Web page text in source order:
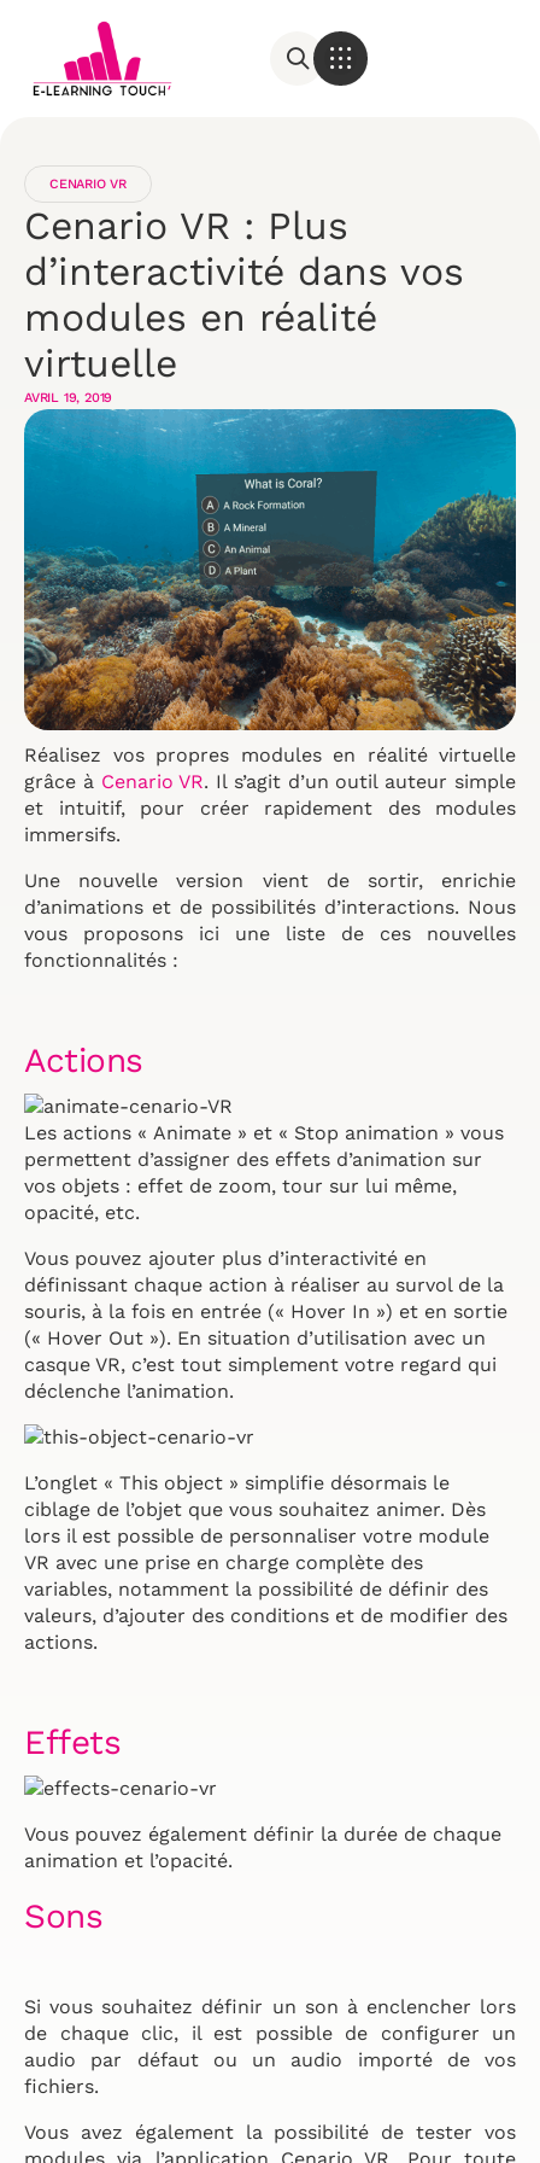
CENARIO VR
Cenario VR : Plus
d’interactivité dans vos
modules en réalité
virtuelle
AVRIL 19, 2019
Réalisez vos propres modules en réalité virtuelle
grâce à Cenario VR. Il s’agit d’un outil auteur simple
et intuitif, pour créer rapidement des modules
immersifs.
Une nouvelle version vient de sortir, enrichie
d’animations et de possibilités d’interactions. Nous
vous proposons ici une liste de ces nouvelles
fonctionnalités :
Actions
Les actions « Animate » et « Stop animation » vous
permettent d’assigner des effets d’animation sur
vos objets : effet de zoom, tour sur lui même,
opacité, etc.
Vous pouvez ajouter plus d’interactivité en
définissant chaque action à réaliser au survol de la
souris, à la fois en entrée (« Hover In ») et en sortie
(« Hover Out »). En situation d’utilisation avec un
casque VR, c’est tout simplement votre regard qui
déclenche l’animation.
L’onglet « This object » simplifie désormais le
ciblage de l’objet que vous souhaitez animer. Dès
lors il est possible de personnaliser votre module
VR avec une prise en charge complète des
variables, notamment la possibilité de définir des
valeurs, d’ajouter des conditions et de modifier des
actions.
Effets
Vous pouvez également définir la durée de chaque
animation et l’opacité.
Sons
Si vous souhaitez définir un son à enclencher lors
de chaque clic, il est possible de configurer un
audio par défaut ou un audio importé de vos
fichiers.
Vous avez également la possibilité de tester vos